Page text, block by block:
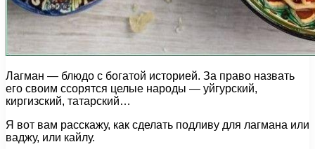
Лагман — блюдо с богатой историей. За право назвать
его своим ссорятся целые народы — уйгурский,
киргизский, татарский…
Я вот вам расскажу, как сделать подливу для лагмана или
ваджу, или кайлу.